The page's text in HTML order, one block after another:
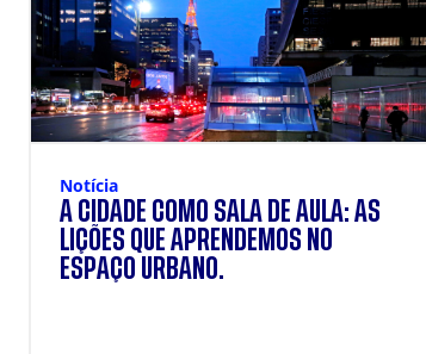
Notícia
A CIDADE COMO SALA DE AULA: AS
LIÇÕES QUE APRENDEMOS NO
ESPAÇO URBANO.